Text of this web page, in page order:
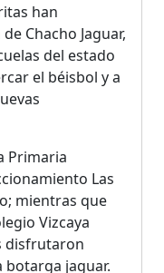
han
Chacho Jaguar,
del estado
el béisbol y a
Primaria
Las
mientras que
Vizcaya
disfrutaron
botarga jaguar.